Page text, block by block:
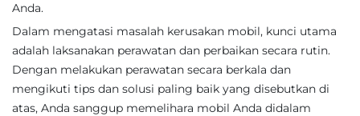
Anda.
Dalam mengatasi masalah kerusakan mobil, kunci utama
adalah laksanakan perawatan dan perbaikan secara rutin.
Dengan melakukan perawatan secara berkala dan
mengikuti tips dan solusi paling baik yang disebutkan di
atas, Anda sanggup memelihara mobil Anda didalam